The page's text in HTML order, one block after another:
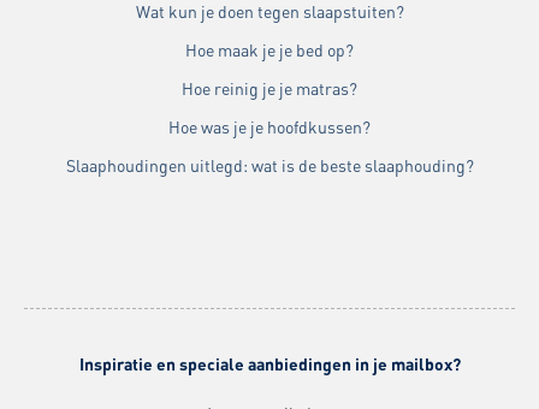
Wat kun je doen tegen slaapstuiten?
Hoe maak je je bed op?
Hoe reinig je je matras?
Hoe was je je hoofdkussen?
Slaaphoudingen uitlegd: wat is de beste slaaphouding?
Inspiratie en speciale aanbiedingen in je mailbox?